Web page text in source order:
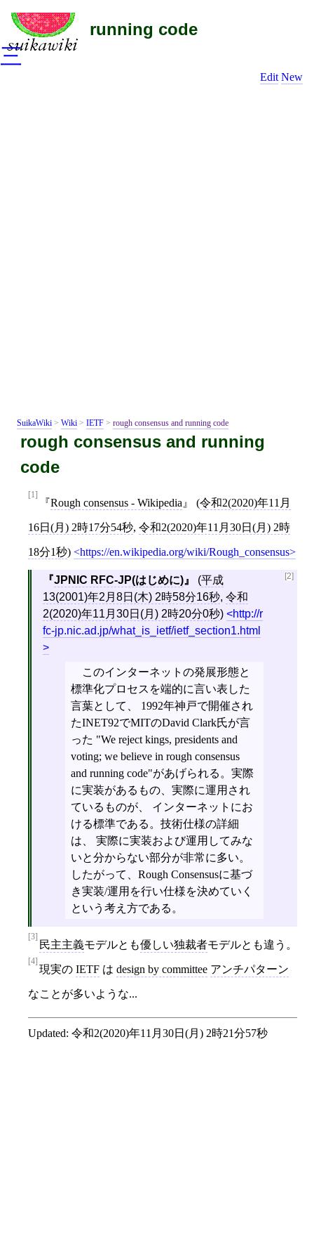
running code
Edit New
SuikaWiki > Wiki > IETF > rough consensus and running code
rough consensus and running
code
[1]
Rough consensus - Wikipedia (令和2(2020)年11月
16日(月) 2時17分54秒, 令和2(2020)年11月30日(月) 2時
18分1秒) https://en.wikipedia.org/wiki/Rough_consensus
[2]
JPNIC RFC-JP(はじめに) (平成
13(2001)年2月8日(木) 2時58分16秒, 令和
2(2020)年11月30日(月) 2時20分0秒)
http://r
fc-jp.nic.ad.jp/what_is_ietf/ietf_section1.html
このインターネットの発展形態と
標準化プロセスを端的に言い表した
言葉として、 1992年神戸で開催され
たINET92でMITのDavid Clark氏が言
った "We reject kings, presidents and
voting; we believe in rough consensus
and running code"があげられる。実際
に実装があるもの、実際に運用され
ているものが、 インターネットにお
ける標準である。技術仕様の詳細
は、 実際に実装および運用してみな
いと分からない部分が非常に多い。
したがって、Rough Consensusに基づ
き実装/運用を行い仕様を決めていく
という考え方である。
[3]
民主主義モデルとも優しい独裁者モデルとも違う。
[4]
現実の IETF は design by committee アンチパターン
なことが多いような...
Updated: 令和2(2020)年11月30日(月) 2時21分57秒
三